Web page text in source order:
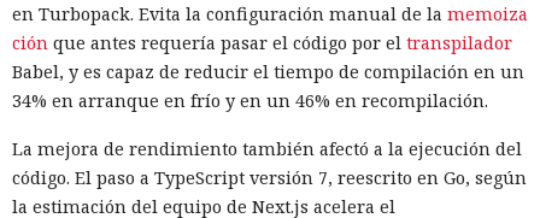
navegador.
Zenity comunicó los hallazgos a OpenAI ya en enero. La
compañía confirmó que luego reforzó la protección de Atlas
navegador en la aplicación ChatGPT. La propia compañía
dejará de mantener Atlas el 9 de agosto. Como alternativa,
OpenAIofrece a los usuariosla aplicación de escritorio
en Turbopack. Evita la configuración manual de la memoiza
ción que antes requería pasar el código por el transpilador
Babel, y es capaz de reducir el tiempo de compilación en un
34% en arranque en frío y en un 46% en recompilación.
La mejora de rendimiento también afectó a la ejecución del
código. El paso a TypeScript versión 7, reescrito en Go, según
la estimación del equipo de Next.js acelera el